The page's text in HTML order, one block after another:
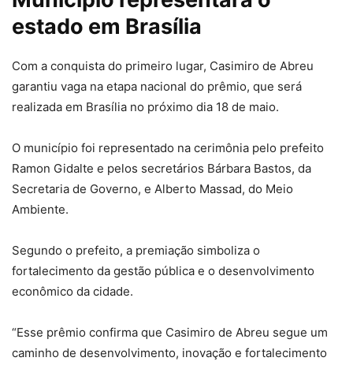
estado em Brasília
Com a conquista do primeiro lugar, Casimiro de Abreu
garantiu vaga na etapa nacional do prêmio, que será
realizada em Brasília no próximo dia 18 de maio.
O município foi representado na cerimônia pelo prefeito
Ramon Gidalte e pelos secretários Bárbara Bastos, da
Secretaria de Governo, e Alberto Massad, do Meio
Ambiente.
Segundo o prefeito, a premiação simboliza o
fortalecimento da gestão pública e o desenvolvimento
econômico da cidade.
“Esse prêmio confirma que Casimiro de Abreu segue um
caminho de desenvolvimento, inovação e fortalecimento